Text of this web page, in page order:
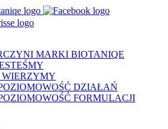
MARKI BIOTANIQE
WIERZYMY
DZIAŁAŃ
FORMULACJI